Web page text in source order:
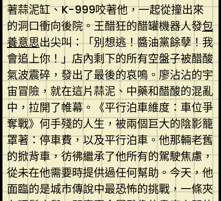
著蒜泥缸、K-999咬著他，一起從撞出來
的洞口衝向後院。王醋狂的醋罐機器人發包
養意思出尖叫：「別想逃！醬油黨餘孽！我
會追上你！」店內剩下的所有空盤子被醋酸
氣波震碎，發出了最後的哀鳴。廖沾沾的宇
宙冒險，就在這片蒜泥、中藥和醋酸的混亂
中，拉開了帷幕。《平行泊車維度：車位爭
奪戰》何手殘的人生，被兩個巨大的陰影籠
罩著：停車費，以及平行泊車。他那輛老舊
的掀背車，彷彿繼承了他所有的駕駛焦慮，
從未在他需要時提供過任何幫助。今天，他
面臨的是城市傳說中最恐怖的挑戰，一條夾